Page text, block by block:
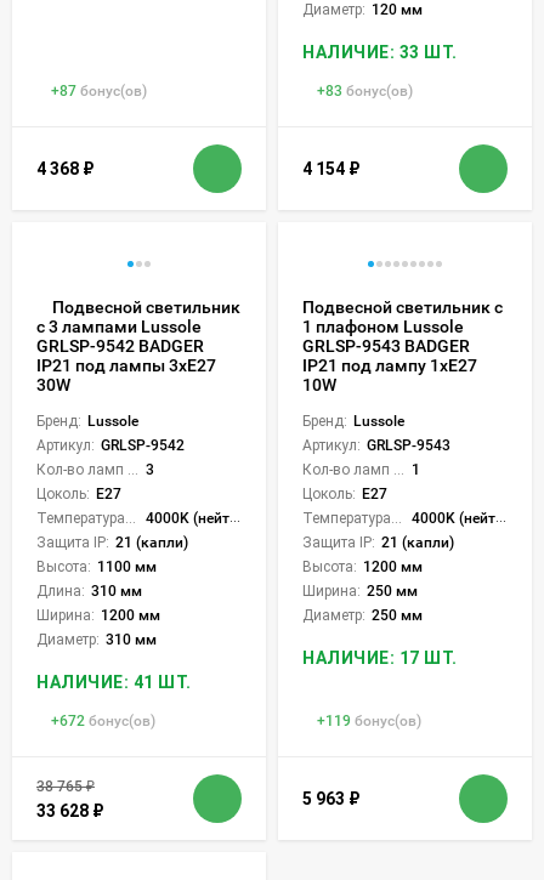
+87 бонус(ов)
4 368 ₽
Диаметр: 120 мм
НАЛИЧИЕ: 33 ШТ.
+83 бонус(ов)
4 154 ₽
Подвесной светильник
с 3 лампами Lussole
GRLSP-9542 BADGER
IP21 под лампы 3xE27
30W
Бренд: Lussole
Артикул: GRLSP-9542
Кол-во ламп или LED: 3
Цоколь: E27
Температура света:
4000K (нейтральный)
Защита IP: 21 (капли)
Высота: 1100 мм
Длина: 310 мм
Ширина: 1200 мм
Диаметр: 310 мм
НАЛИЧИЕ: 41 ШТ.
+672 бонус(ов)
38 765₽
33 628 ₽
Подвесной светильник с
1 плафоном Lussole
GRLSP-9543 BADGER
IP21 под лампу 1xE27
10W
Бренд: Lussole
Артикул: GRLSP-9543
Кол-во ламп или LED: 1
Цоколь: E27
Температура света:
4000K (нейтральный)
Защита IP: 21 (капли)
Высота: 1200 мм
Ширина: 250 мм
Диаметр: 250 мм
НАЛИЧИЕ: 17 ШТ.
+119 бонус(ов)
5 963 ₽